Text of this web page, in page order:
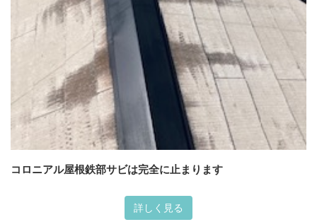
コロニアル屋根鉄部サビは完全に止まります
詳しく見る